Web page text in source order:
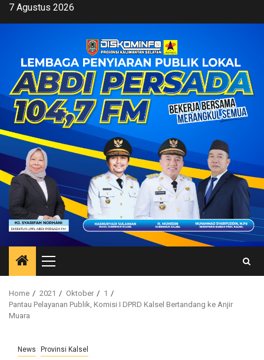
Skip7 Agustus 2026
Primary
Menu
Home 2021 Oktober
1
Pantau Pelayanan Publik, Komisi I DPRD Kalsel Bertandang ke Anjir
Muara
News Provinsi Kalsel